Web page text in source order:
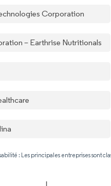
Corporation
– Earthrise Nutritionals
: Les principales entreprises sont